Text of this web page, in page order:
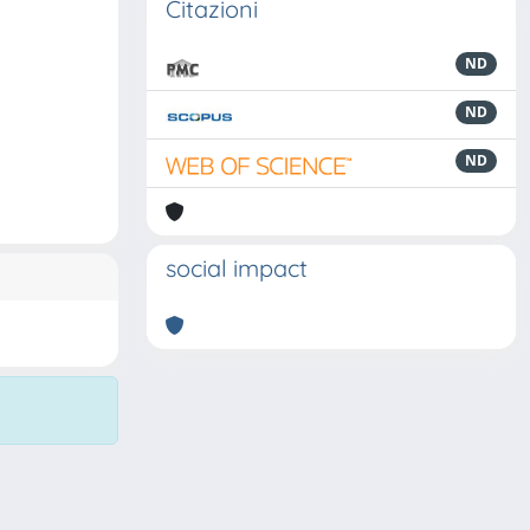
Citazioni
ND
ND
ND
social impact